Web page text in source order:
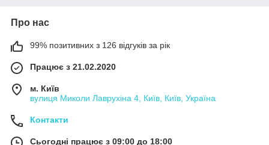
Про нас
99% позитивних з 126 відгуків за рік
Працює з 21.02.2020
м. Київ
вулиця Миколи Лаврухіна 4, Київ, Київ, Україна
Контакти
Сьогодні працює з 09:00 до 18:00